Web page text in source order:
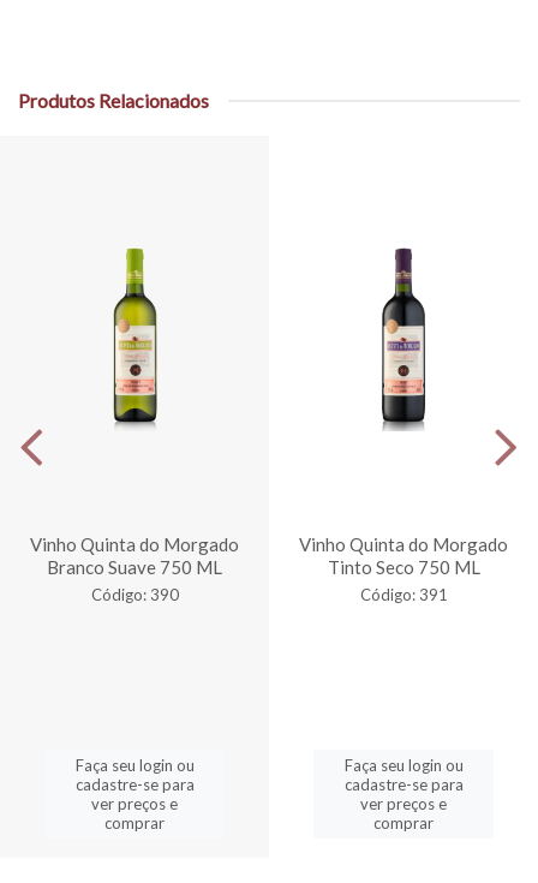
Produtos Relacionados
Vinho Quinta do Morgado
Branco Suave 750 ML
Código: 390
Faça seu login ou
cadastre-se para
ver preços e
comprar
Vinho Quinta do Morgado
Tinto Seco 750 ML
Código: 391
Faça seu login ou
cadastre-se para
ver preços e
comprar